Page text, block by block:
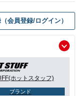
会員登録/ログイン）
ホットスタッフ)
ブランド